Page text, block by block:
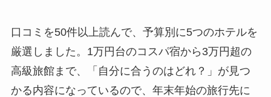
口コミを50件以上読んで、予算別に5つのホテルを
厳選しました。1万円台のコスパ宿から3万円超の
高級旅館まで、「自分に合うのはどれ？」が見つ
かる内容になっているので、年末年始の旅行先に